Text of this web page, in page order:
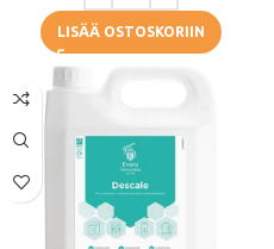
LISÄÄ OSTOSKORIIN